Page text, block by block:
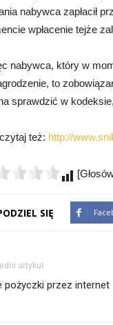
nabywca zapłacił
wpłacenie tejże
nabywca, który w
to
sprawdzić w
też: http://
SIĘ
artykuł
pożyczki przez internet